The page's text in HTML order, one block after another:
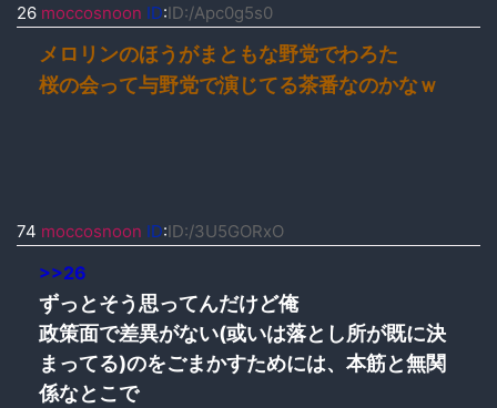
26 moccosnoon ID:ID:/Apc0g5s0
メロリンのほうがまともな野党でわろた
桜の会って与野党で演じてる茶番なのかなｗ
74 moccosnoon ID:ID:/3U5GORxO
>>26
ずっとそう思ってんだけど俺
政策面で差異がない(或いは落とし所が既に決
まってる)のをごまかすためには、本筋と無関
係なとこで